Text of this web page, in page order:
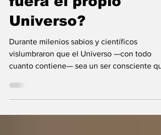
9 jul
9 min de lectura
¿Y si el Creador
fuera el propio
Universo?
Durante milenios sabios y científicos
vislumbraron que el Universo —con todo